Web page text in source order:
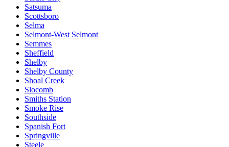
Satsuma
Scottsboro
Selma
Selmont-West Selmont
Semmes
Sheffield
Shelby
Shelby County
Shoal Creek
Slocomb
Smiths Station
Smoke Rise
Southside
Spanish Fort
Springville
Steele